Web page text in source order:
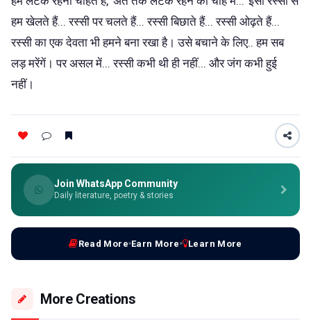
हम खेलते हैं... रस्सी पर चलते हैं... रस्सी बिछाते हैं... रस्सी ओढ़ते हैं...
रस्सी का एक देवता भी हमने बना रखा है। उसे बचाने के लिए.. हम सब
लड़ मरेंगें। पर असल में... रस्सी कभी थी ही नहीं... और जंग कभी हुई
नहीं।
Join WhatsApp Community
Daily literature, poetry & stories
Read More Earn More Learn More
More Creations